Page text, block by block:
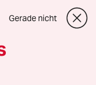
sein, besser zu
Gerade nicht